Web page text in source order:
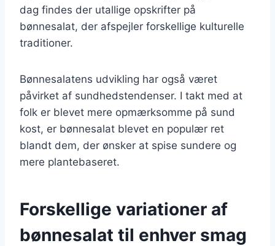
dag findes der utallige opskrifter på
bønnesalat, der afspejler forskellige kulturelle
traditioner.
Bønnesalatens udvikling har også været
påvirket af sundhedstendenser. I takt med at
folk er blevet mere opmærksomme på sund
kost, er bønnesalat blevet en populær ret
blandt dem, der ønsker at spise sundere og
mere plantebaseret.
Forskellige variationer af
bønnesalat til enhver smag